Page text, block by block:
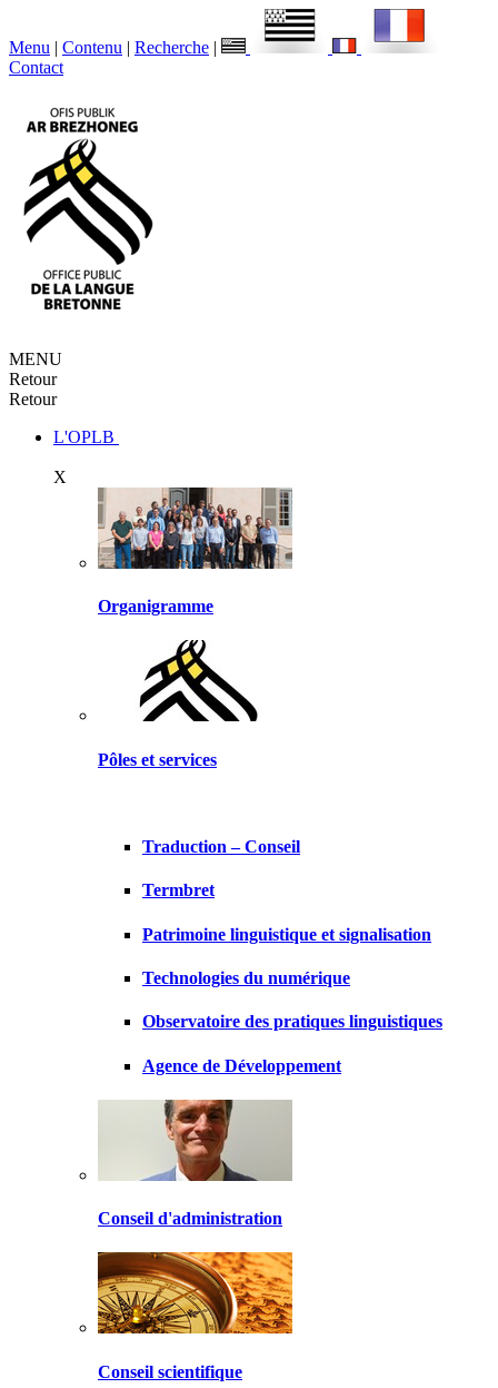
Menu | Contenu | Recherche |
Contact
MENU
Retour
Retour
L'OPLB
X
Organigramme
Pôles et services
Traduction – Conseil
Termbret
Patrimoine linguistique et signalisation
Technologies du numérique
Observatoire des pratiques linguistiques
Agence de Développement
Conseil d'administration
Conseil scientifique